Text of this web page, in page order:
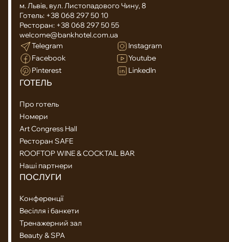
м. Львів, вул. Листопадового Чину, 8
Готель: +38 068 297 50 10
Ресторан: +38 068 297 50 55
welcome@bankhotel.com.ua
Telegram
Instagram
Facebook
Youtube
Pinterest
LinkedIn
ГОТЕЛЬ
Про готель
Номери
Art Congress Hall
Ресторан SAFE
ROOFTOP WINE & COCKTAIL BAR
Наші партнери
ПОСЛУГИ
Конференції
Весілля і банкети
Тренажерний зал
Beauty & SPA